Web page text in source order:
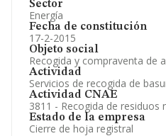
Sector
Energía
Fecha de constitución
17-2-2015
Objeto social
Recogida y compraventa de
Actividad
Servicios de recogida de
Actividad CNAE
3811 - Recogida de residuos
Estado de la empresa
Cierre de hoja registral